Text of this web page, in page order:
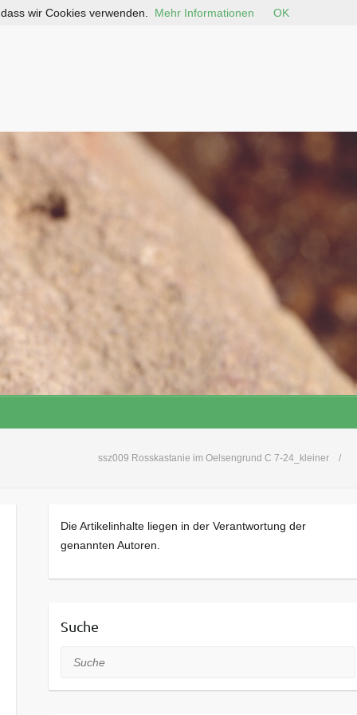
ssz009 Rosskastanie im Oelsengrund C 7-24_kleiner
Die Artikelinhalte liegen in der Verantwortung der
genannten Autoren.
Suche
Suche
wir Cookies verwenden. Mehr Informationen OK